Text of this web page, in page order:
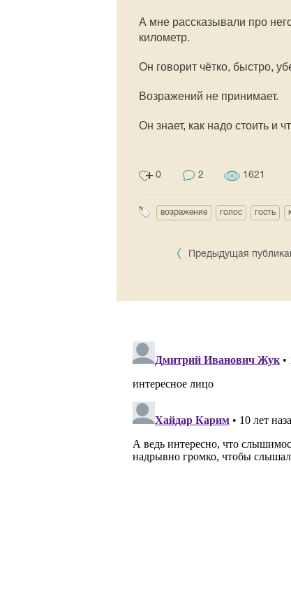
А мне рассказывали про
километр.
Он говорит чётко, быстро,
Возражений не принимает.
Он знает, как надо стоить и
0 2 1621
возражение голос гость
Предыдущая